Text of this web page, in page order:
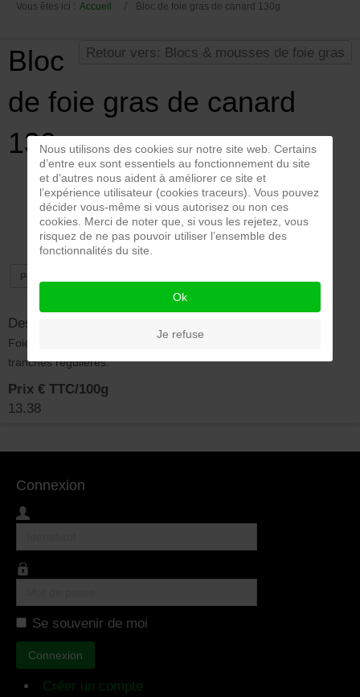
Vous êtes ici : Accueil Bloc de foie gras de canard 130g
Retour vers: Blocs & mousses de foie gras
Bloc
de foie gras de canard
130g
Prix TTC 17,40 €
Poser une question sur ce produit
Description du produit
Foie gras de canard. eau, sel, poivre. Servir frais en belles
tranches régulières.
Prix € TTC/100g
13.38
Connexion
de
passeSe souvenir de moi
Connexion
Créer un compte
Nous utilisons des cookies sur notre site web. Certains
d’entre eux sont essentiels au fonctionnement du site
et d’autres nous aident à améliorer ce site et
l’expérience utilisateur (cookies traceurs). Vous pouvez
décider vous-même si vous autorisez ou non ces
cookies. Merci de noter que, si vous les rejetez, vous
risquez de ne pas pouvoir utiliser l’ensemble des
fonctionnalités du site.
Ok
Je refuse